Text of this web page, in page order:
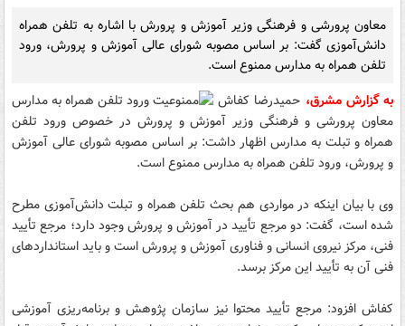
معاون پرورشی و فرهنگی وزیر آموزش و پرورش با اشاره به تلفن همراه
دانش‌آموزی‌ گفت: بر اساس مصوبه شورای عالی آموزش و پرورش، ورود
تلفن همراه به مدارس ممنوع است.
به گزارش مشرق، حمیدرضا کفاش
معاون پرورشی و فرهنگی وزیر آموزش و پرورش در خصوص ورود تلفن
همراه و تبلت به مدارس اظهار داشت: بر اساس مصوبه شورای عالی آموزش
و پرورش، ورود تلفن همراه به مدارس ممنوع است.
وی با بیان اینکه در مواردی هم بحث تلفن همراه و تبلت دانش‌آموزی مطرح
شده است، گفت: دو مرجع تأیید در آموزش و پرورش وجود دارد؛ مرجع تأیید
فنی، مرکز نیروی انسانی و فناوری آموزش و پرورش است و باید استانداردهای
فنی آن به تأیید این مرکز برسد.
کفاش افزود: مرجع تأیید محتوا نیز سازمان پژوهش و برنامه‌ریزی آموزشی